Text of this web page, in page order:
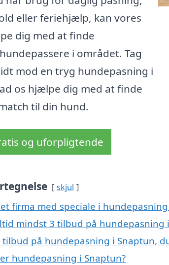
eller feriehjælp, kan vores
dig med at finde
i området. Tag
mod en tryg hundepasning i
os hjælpe dig med at finde
til din hund.
og uforpligtende
skjul
firma med speciale i
mindst 3 tilbud på hundepasning
tilbud på hundepasning i Snaptun,
hundepasning i Snaptun?